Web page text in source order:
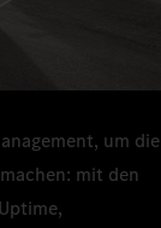
um die
mit den